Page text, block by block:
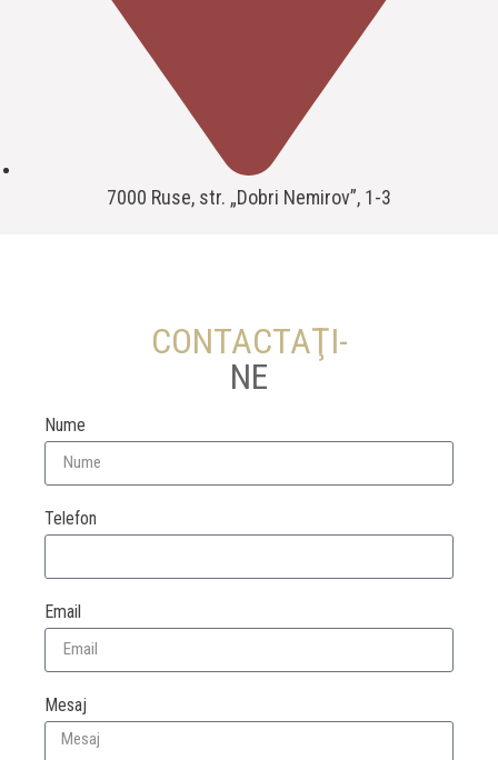
7000 Ruse, str. „Dobri Nemirov”, 1-3
CONTACTAŢI-
NE
Nume
Telefon
Email
Mesaj